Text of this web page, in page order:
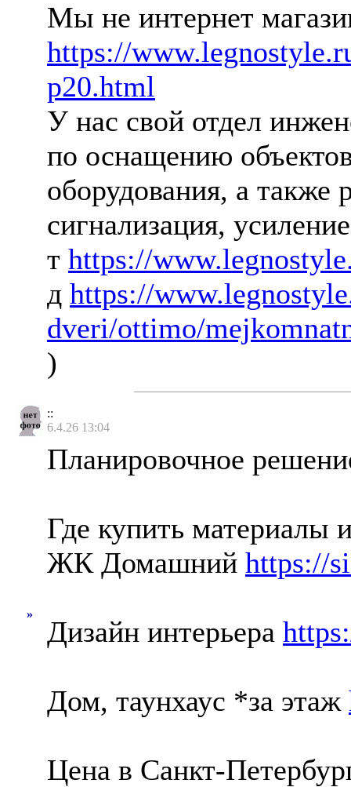
Мы не интернет
https://
p20.html
У нас свой отдел
по оснащению
оборудования, а также
сигнализация,
т https://
д https://
dveri/ottimo/
)
::
6.4.26 13:04
»
Планировочное
Где купить материалы
ЖК Домашний https://
Дизайн интерьера
Дом, таунхаус *за этаж
Цена в Санкт-